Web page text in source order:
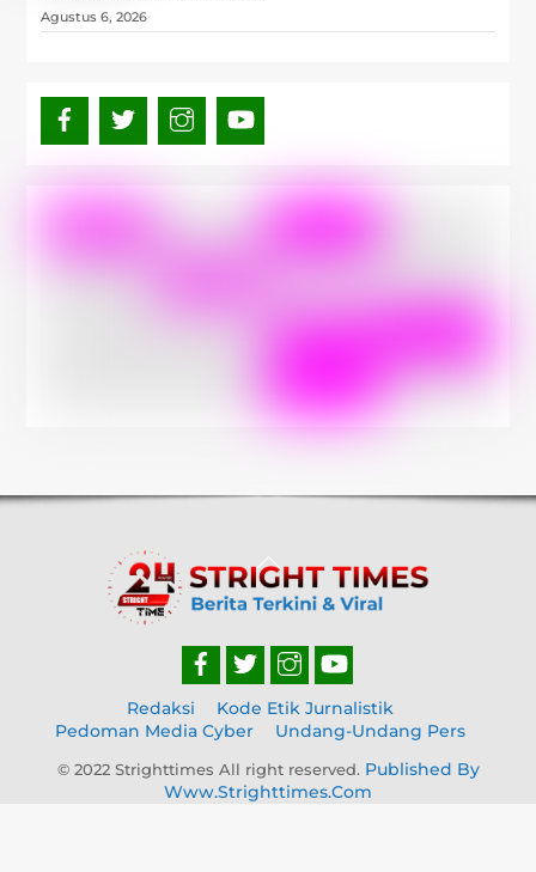
Agustus 6, 2026
Back
To
Top
Redaksi
Kode Etik Jurnalistik
Pedoman Media Cyber
Undang-Undang Pers
© 2022 Strighttimes All right reserved. Published By
Www.strighttimes.com